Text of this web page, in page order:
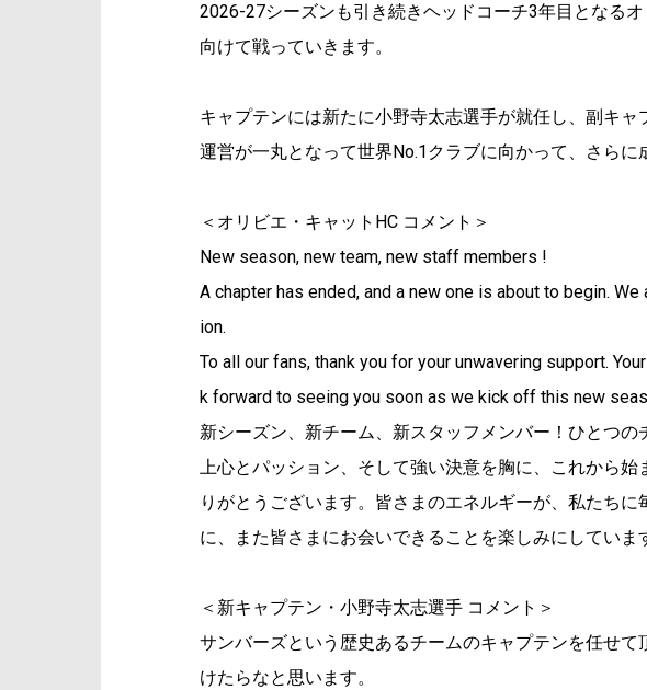
2026-27シーズンも引き続きヘッドコーチ3年目となる
向けて戦っていきます。
キャプテンには新たに小野寺太志選手が就任し、副キ
運営が一丸となって世界No.1クラブに向かって、さら
＜オリビエ・キャットHC コメント＞
New season, new team, new staff members !
A chapter has ended, and a new one is about to begin.
ion.
To all our fans, thank you for your unwavering support.
k forward to seeing you soon as we kick off this new
新シーズン、新チーム、新スタッフメンバー！ひとつ
上心とパッション、そして強い決意を胸に、これから
りがとうございます。皆さまのエネルギーが、私たち
に、また皆さまにお会いできることを楽しみにしていま
＜新キャプテン・小野寺太志選手 コメント＞
サンバーズという歴史あるチームのキャプテンを任せ
けたらなと思います。